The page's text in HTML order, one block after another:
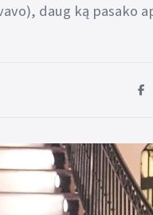
daug ką pasako